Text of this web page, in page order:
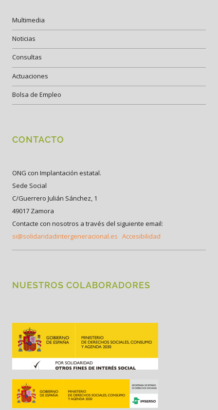
Multimedia
Noticias
Consultas
Actuaciones
Bolsa de Empleo
CONTACTO
ONG con Implantación estatal.
Sede Social
C/Guerrero Julián Sánchez, 1
49017 Zamora
Contacte con nosotros a través del siguiente email:
si@solidaridadintergeneracional.es Accesibilidad
NUESTROS COLABORADORES